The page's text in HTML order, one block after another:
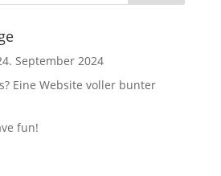
September 2024
Eine Website voller bunter
fun!